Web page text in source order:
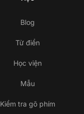
Blog
Từ điển
Học viện
Mẫu
Kiểm tra gõ phím